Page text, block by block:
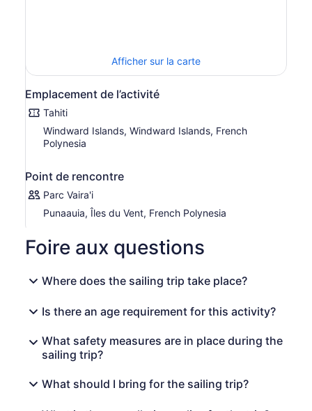
Afficher sur la carte
Emplacement de l’activité
Tahiti
Windward Islands, Windward Islands, French
Polynesia
Point de rencontre
Parc Vaira'i
Punaauia, Îles du Vent, French Polynesia
Foire aux questions
Where does the sailing trip take place?
Is there an age requirement for this activity?
What safety measures are in place during the
sailing trip?
What should I bring for the sailing trip?